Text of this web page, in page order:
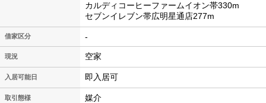
カルディコーヒーファームイオン帯330m
セブンイレブン帯広明星通店277m
借家区分 -
現況 空家
入居可能日 即入居可
取引態様 媒介